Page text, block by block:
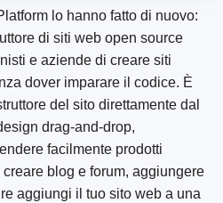
lo hanno fatto di nuovo:
di siti web open source
e aziende di creare siti
dover imparare il codice. È
del sito direttamente dal
drag-and-drop,
facilmente prodotti
blog e forum, aggiungere
aggiungi il tuo sito web a una